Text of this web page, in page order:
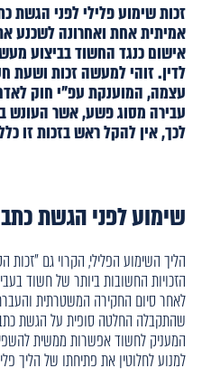
זכות שימוע פלילי לפני הגשת
אמיתית אחת ואחרונה לשכנע
אישום כנגד החשוד בביצוע
לדין. זוהי למעשה זכות ושעת
עצמה, המוענקת עפ"י חוק
לכך, אין להקל ראש בזכות זו
שימוע לפני הגשת
הליך השימוע הפלילי, הקרוי גם
הזכויות החשובות ביותר של חשוד
לאחר סיום החקירה המשטרתית
שהתקבלה החלטה סופית על הגשת כתב
המעניק לחשוד אפשרות ממשית
למנוע לחלוטין את פתיחתו של הליך